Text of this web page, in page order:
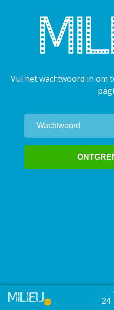
Terug naar overzicht 24
Vul het wachtwoord in om